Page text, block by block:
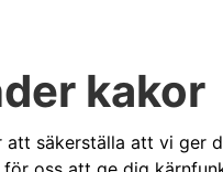
aktivitet, lämnas dina
som